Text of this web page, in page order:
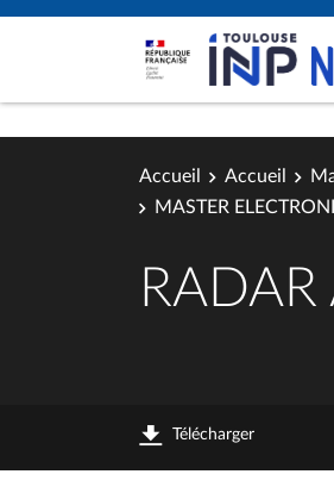
Accueil Accueil
MASTER
Télécharger